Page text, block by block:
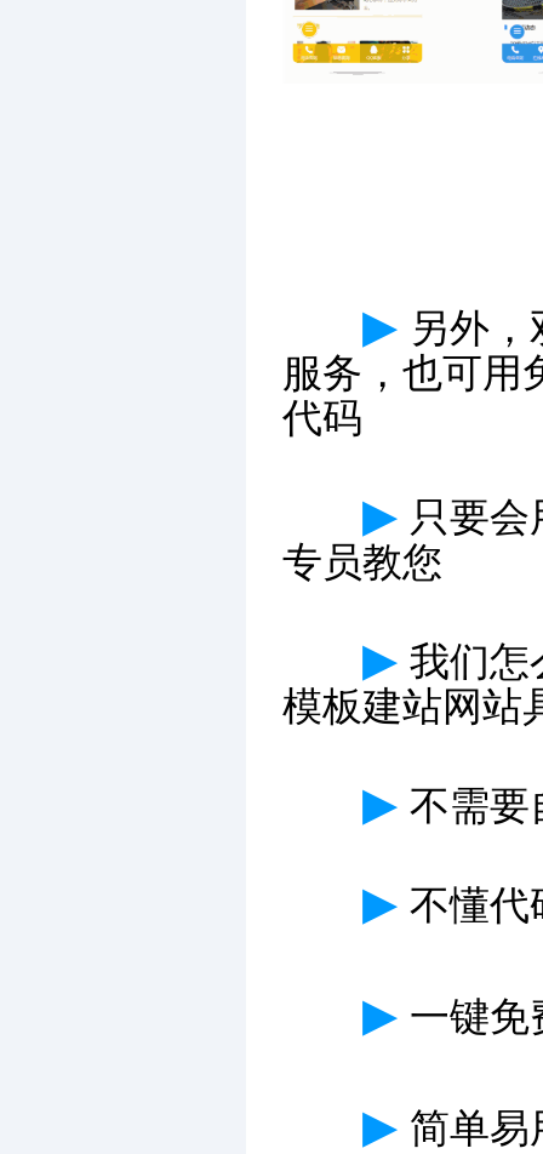
▶ 另外
服务，也可用
代码
▶ 只要
专员教您
▶ 我们怎
模板建站网站
▶ 不需要
▶ 不懂代
▶ 一键免
▶ 简单易